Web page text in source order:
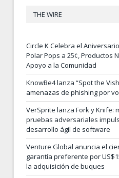
THE WIRE
Circle K Celebra el
Polar Pops a 25¢, Productos
Apoyo a la Comunidad
KnowBe4 lanza “Spot the
amenazas de phishing por
VerSprite lanza Fork y Knife:
pruebas adversariales
desarrollo ágil de software
Venture Global anuncia el
garantía preferente por
la adquisición de buques